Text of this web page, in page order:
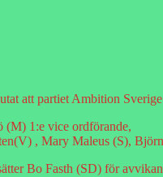
att partiet Ambition
(M) 1:e vice ordförande,
, Mary Maleus (S),
Bo Fasth (SD) för